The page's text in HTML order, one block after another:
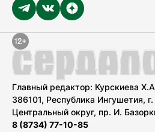
Главный редактор: Курскиева
386101, Республика Ингушетия,
Центральный округ, пр. И.
8 (8734) 77-10-85